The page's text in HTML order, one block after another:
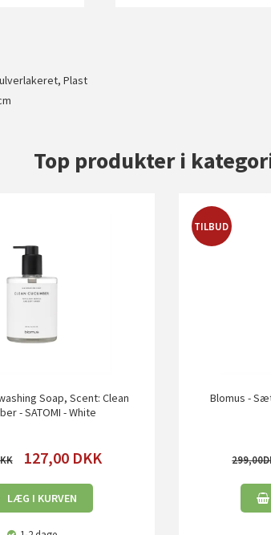
Plast
Top produkter i
Soap, Scent: Clean
- SATOMI - White
127,00 DKK
LÆG I KURVEN
TILBUD
Blomus -
299,00